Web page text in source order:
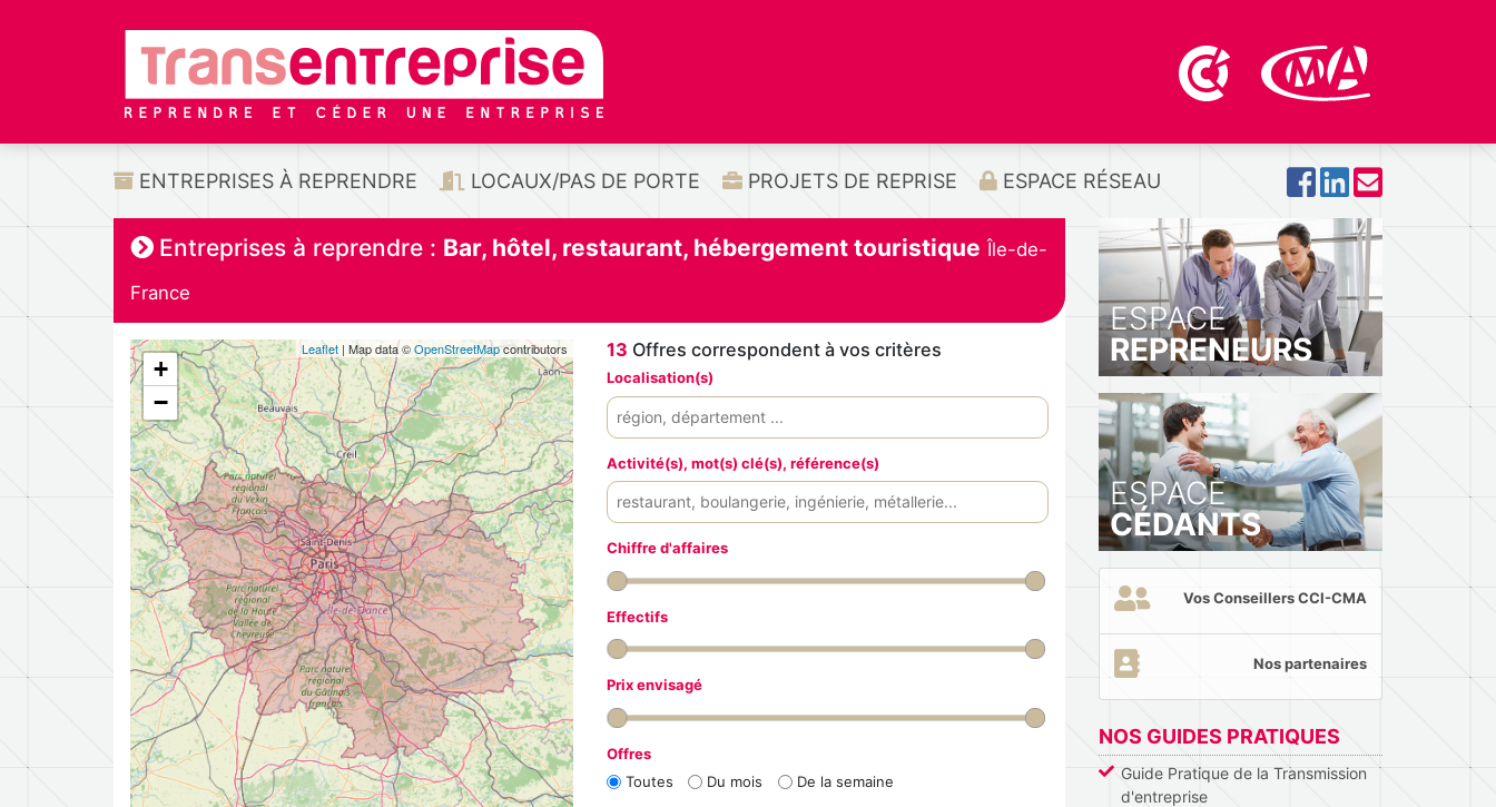
ENTREPRISES À REPRENDRE LOCAUX/PAS DE PORTE PROJETS DE REPRISE ESPACE RÉSEAU
Entreprises à reprendre : Bar, hôtel, restaurant, hébergement touristique Île-de-
France
+
−
Leaflet| Map data ©OpenStreetMapcontributors 13 Offres correspondent à vos critères
Localisation(s)
Activité(s), mot(s) clé(s), référence(s)
Chiffre d'affaires
Effectifs
Prix envisagé
Offres
Toutes
Du mois De la semaine
ESPACE
REPRENEURS
ESPACE
CÉDANTS
Vos Conseillers CCI-CMA
Nos partenaires
NOS GUIDES PRATIQUES
Guide Pratique de la Transmission
d'entreprise